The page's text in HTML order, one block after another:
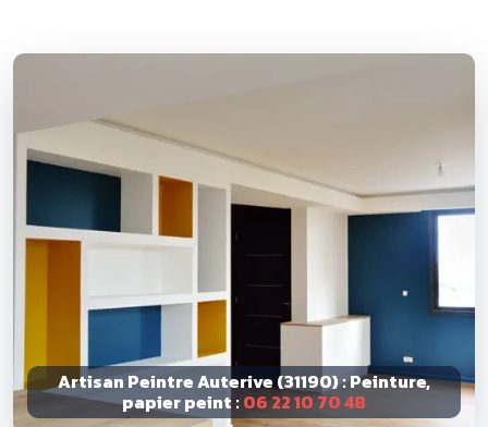
Artisan Peintre Auterive (31190) : Peinture,
papier peint :06 22 10 70 48